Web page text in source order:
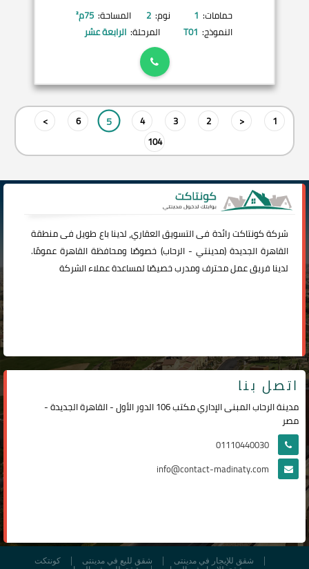
حمامات: 1 نوم: 2 المساحة: 75م²
النموذج: T01 المرحلة: الرابعة عشر
1
<
2
3
4
5
6
>
104
شركةكونتاكترائدة فى التسويق العقاري، لدينا باع طويل فى منطقة
القاهرة الجديدة (مدينتي -الرحاب) خصوصًا ومحافظة القاهرة عمومًا.
لدينا فريق عمل محترف ومدرب خصيصًا لمساعدة عملاء الشركة
اتصل بنا
مدينة الرحاب المبنى الإداري مكتب 106 الدور الأول - القاهرة الجديدة -
مصر
01110440030
info@contact-madinaty.com
كونتكت شقق لليع في مدينتى
شقق للإيجار في مدينتى